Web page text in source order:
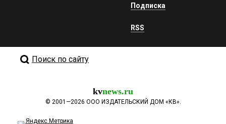
Подписка
RSS
Поиск по сайту
kvnews.ru
© 2001—2026 ООО ИЗДАТЕЛЬСКИЙ ДОМ «КВ».